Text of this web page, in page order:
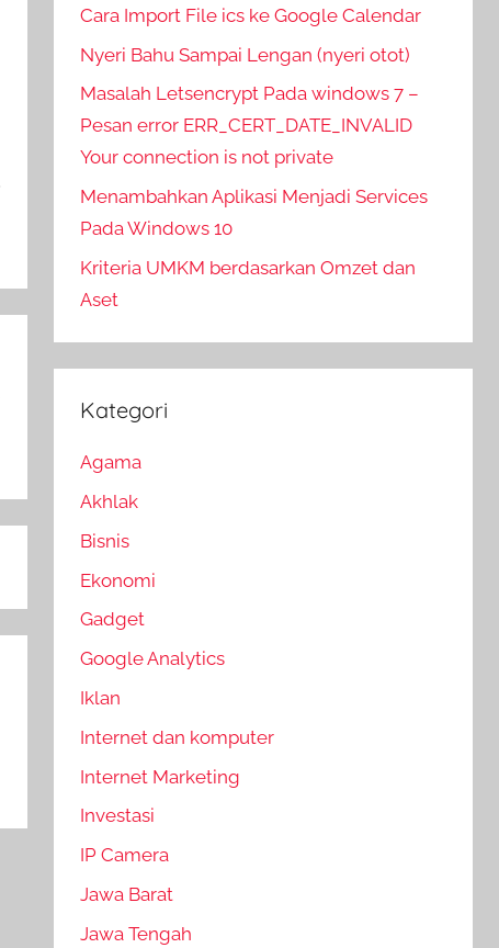
Cara Import File ics ke Google Calendar
Nyeri Bahu Sampai Lengan (nyeri otot)
Masalah Letsencrypt Pada windows 7 –
Pesan error ERR_CERT_DATE_INVALID
Your connection is not private
Menambahkan Aplikasi Menjadi Services
Pada Windows 10
Kriteria UMKM berdasarkan Omzet dan
Aset
Kategori
Agama
Akhlak
Bisnis
Ekonomi
Gadget
Google Analytics
Iklan
Internet dan komputer
Internet Marketing
Investasi
IP Camera
Jawa Barat
Jawa Tengah